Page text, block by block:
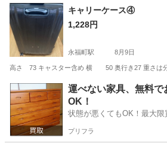
東京 渋谷区 恵比寿駅 その他
キャリーケース④
1,228円
永福町駅 8月9日
高さ 73 キャスター含め 横 50 奥行き27 重さは分
東京 杉並区 永福町駅 その他 キャ
運べない家具、無料で
OK！
状態が悪くてもOK！最大限
プリフラ